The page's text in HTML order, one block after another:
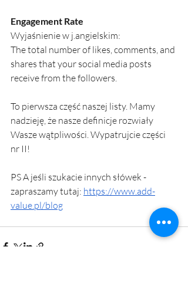
Engagement Rate
Wyjaśnienie w j.angielskim:
The total number of likes, comments, and
shares that your social media posts
receive from the followers.
To pierwsza część naszej listy. Mamy
nadzieję, że nasze definicje rozwiały
Wasze wątpliwości. Wypatrujcie części
nr II!
PS A jeśli szukacie innych słówek -
zapraszamy tutaj: https://www.add-
value.pl/blog